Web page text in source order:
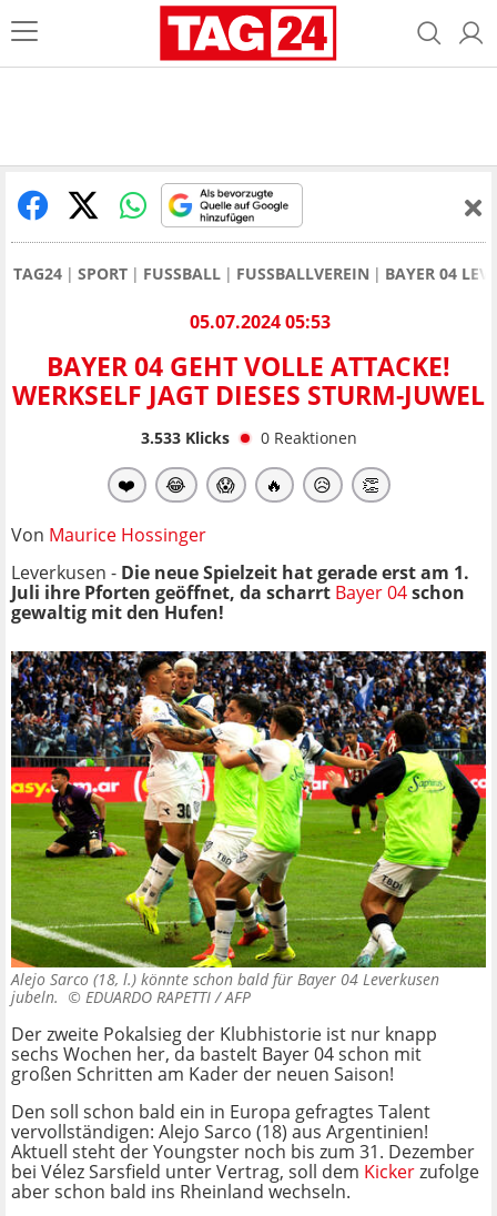
TAG24 SPORT FUSSBALL FUSSBALLVEREIN BAYER 04
05.07.2024 05:53
BAYER 04 GEHT VOLLE ATTACKE!
WERKSELF JAGT DIESES STURM-JUWEL
3.533Klicks 0 Reaktionen
❤️ 😂 😱 🔥 😥 👏
Von Maurice Hossinger
Leverkusen - Die neue Spielzeit hat gerade erst am 1.
Juli ihre Pforten geöffnet, da scharrt Bayer 04schon
gewaltig mit den Hufen!
Alejo Sarco (18, l.) könnte schon bald für Bayer 04 Leverkusen
jubeln. © EDUARDO RAPETTI / AFP
Der zweite Pokalsieg der Klubhistorie ist nur knapp
sechs Wochen her, da bastelt Bayer 04 schon mit
großen Schritten am Kader der neuen Saison!
Den soll schon bald ein in Europa gefragtes Talent
vervollständigen: Alejo Sarco (18) aus Argentinien!
Aktuell steht der Youngster noch bis zum 31. Dezember
bei Vélez Sarsfield unter Vertrag, soll dem Kickerzufolge
aber schon bald ins Rheinland wechseln.